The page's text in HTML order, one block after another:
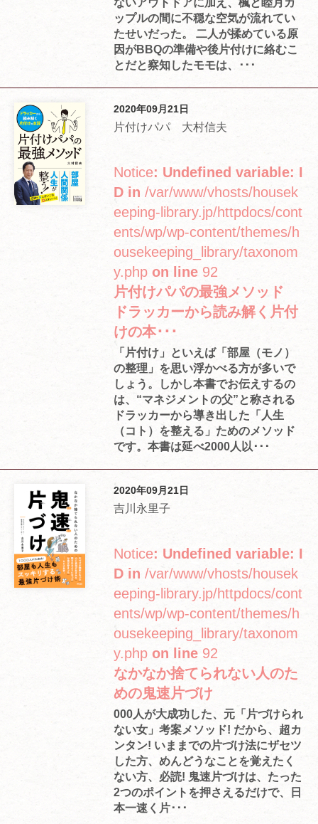
ないアウトドアに加え、楓と睦月カ
ップルの間に不穏な空気が流れてい
たせいだった。 二人が揉めている原
因がBBQの準備や後片付けに絡むこ
とだと察知したモモは、･･･
2020年09月21日
片付けパパ 大村信夫
Notice: Undefined variable: I
D in /var/www/vhosts/housek
eeping-library.jp/httpdocs/cont
ents/wp/wp-content/themes/h
ousekeeping_library/taxonom
y.php on line 92
片付けパパの最強メソッド
ドラッカーから読み解く片付
けの本･･･
「片付け」といえば「部屋（モノ）
の整理」を思い浮かべる方が多いで
しょう。しかし本書でお伝えするの
は、“マネジメントの父”と称される
ドラッカーから導き出した「人生
（コト）を整える」ためのメソッド
です。本書は延べ2000人以･･･
2020年09月21日
吉川永里子
Notice: Undefined variable: I
D in /var/www/vhosts/housek
eeping-library.jp/httpdocs/cont
ents/wp/wp-content/themes/h
ousekeeping_library/taxonom
y.php on line 92
なかなか捨てられない人のた
めの鬼速片づけ
000人が大成功した、元「片づけられ
ない女」考案メソッド! だから、超カ
ンタン! いままでの片づけ法にザセツ
した方、めんどうなことを覚えたく
ない方、必読! 鬼速片づけは、たった
2つのポイントを押さえるだけで、日
本一速く片･･･